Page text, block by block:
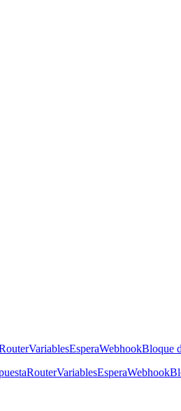
VariablesEsperaWebhookBloque
RouterVariablesEsperaWebhook